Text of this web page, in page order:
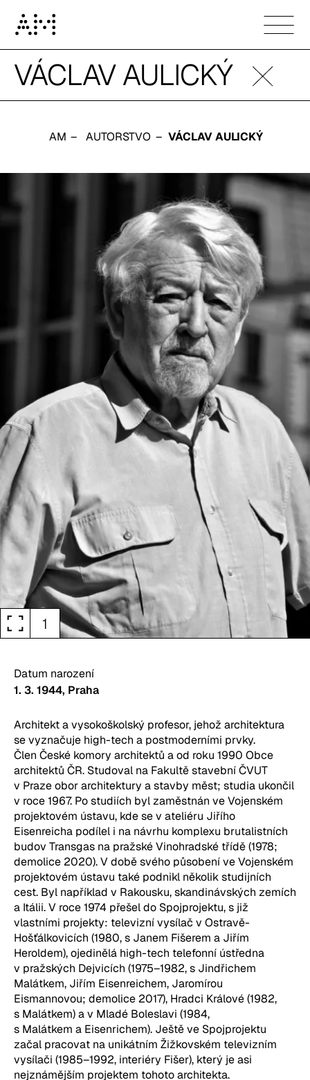
VÁCLAV AULICKÝ
AM AUTORSTVO VÁCLAV AULICKÝ
1
fullscreen
Datum narození
1. 3. 1944, Praha
Architekt a vysokoškolský profesor, jehož architektura
se vyznačuje high-tech a postmoderními prvky.
Člen České komory architektů a od roku 1990 Obce
architektů ČR. Studoval na Fakultě stavební ČVUT
v Praze obor architektury a stavby měst; studia ukončil
v roce 1967. Po studiích byl zaměstnán ve Vojenském
projektovém ústavu, kde se v ateliéru Jiřího
Eisenreicha podílel i na návrhu komplexu brutalistních
budov Transgas na pražské Vinohradské třídě (1978;
demolice 2020). V době svého působení ve Vojenském
projektovém ústavu také podnikl několik studijních
cest. Byl například v Rakousku, skandinávských zemích
a Itálii. V roce 1974 přešel do Spojprojektu, s již
vlastními projekty: televizní vysílač v Ostravě-
Hošťálkovicích (1980, s Janem Fišerem a Jiřím
Heroldem), ojedinělá high-tech telefonní ústředna
v pražských Dejvicích (1975–1982, s Jindřichem
Malátkem, Jiřím Eisenreichem, Jaromírou
Eismannovou; demolice 2017), Hradci Králové (1982,
s Malátkem) a v Mladé Boleslavi (1984,
s Malátkem a Eisenrichem). Ještě ve Spojprojektu
začal pracovat na unikátním Žižkovském televizním
vysílači (1985–1992, interiéry Fišer), který je asi
nejznámějším projektem tohoto architekta.